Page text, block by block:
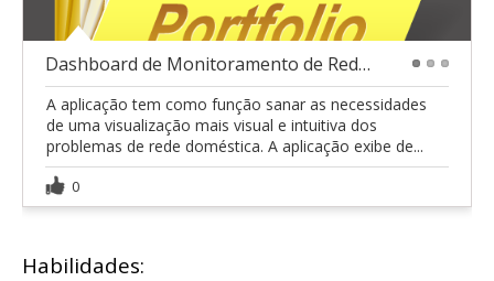
Dashboard de Monitoramento de Rede Int. - Python
A aplicação tem como função sanar as necessidades
de uma visualização mais visual e intuitiva dos
problemas de rede doméstica. A aplicação exibe de...
0
Habilidades: